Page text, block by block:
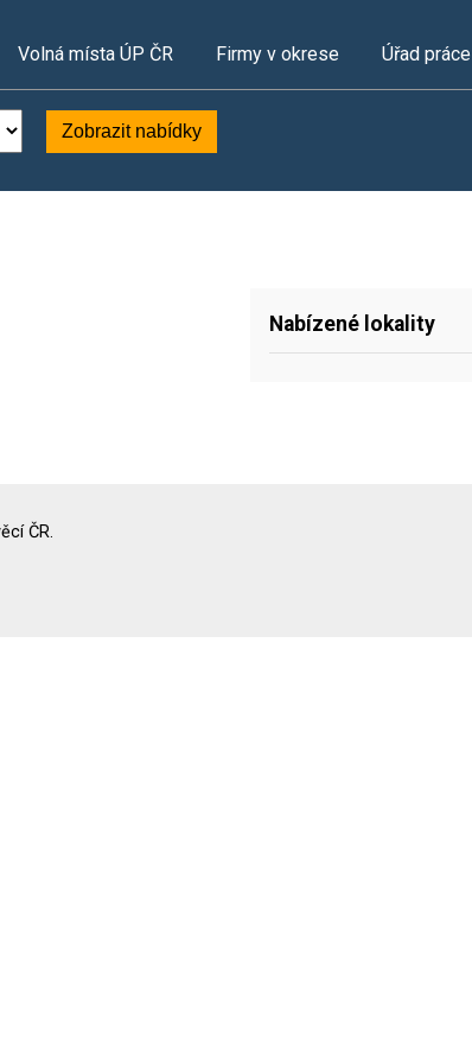
Volná místa ÚP ČR Firmy v okrese Úřad práce
Zobrazit nabídky
Nabízené lokality
ČR.